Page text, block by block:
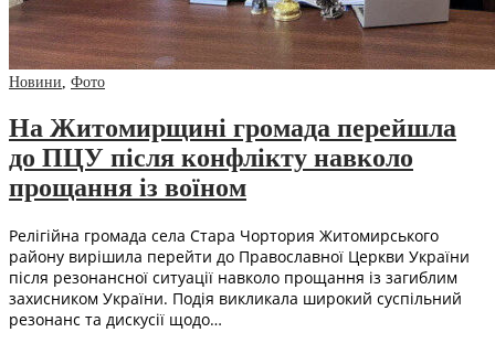
Новини Фото
На Житомирщині громада перейшла
до ПЦУ після конфлікту навколо
прощання із воїном
Релігійна громада села Стара Чортория Житомирського
району вирішила перейти до Православної Церкви України
після резонансної ситуації навколо прощання із загиблим
захисником України. Подія викликала широкий суспільний
резонанс та дискусії щодо…